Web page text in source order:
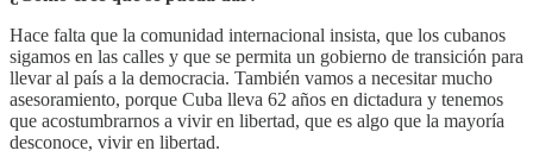
Hace falta que la comunidad internacional insista, que los cubanos
sigamos en las calles y que se permita un gobierno de transición para
llevar al país a la democracia. También vamos a necesitar mucho
asesoramiento, porque Cuba lleva 62 años en dictadura y tenemos
que acostumbrarnos a vivir en libertad, que es algo que la mayoría
desconoce, vivir en libertad.